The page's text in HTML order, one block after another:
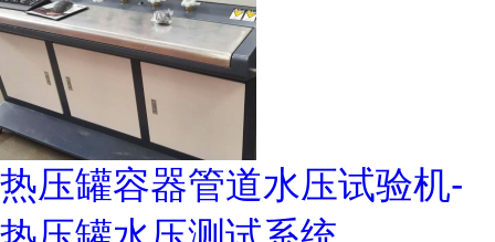
热压罐容器管道水压试验机-